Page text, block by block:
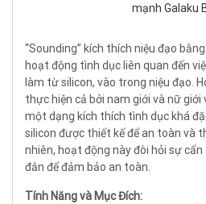
mạnh Galaku
“Sounding” kích thích niệu đạo
hoạt động tình dục liên quan đến
làm từ silicon, vào trong niệu đạo.
thực hiện cả bởi nam giới và nữ
một dạng kích thích tình dục khá
silicon được thiết kế để an toàn và
nhiên, hoạt động này đòi hỏi sự
đắn để đảm bảo an toàn.
Tính Năng và Mục Đích: